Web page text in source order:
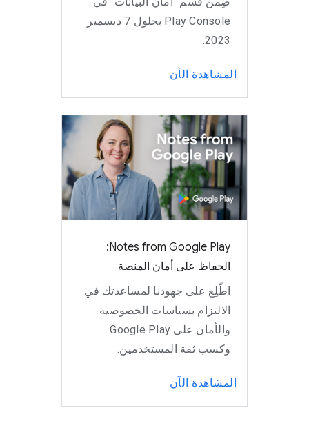
Play Console بحلول 7 ديسمبر
2023.
المشاهدة الآن
‫Notes from Google Play:
الحفاظ على أمان المنصة
اطّلِع على جهودنا لمساعدتك في
الالتزام بسياسات الخصوصية
والأمان على Google Play
وكسب ثقة المستخدمين.
المشاهدة الآن